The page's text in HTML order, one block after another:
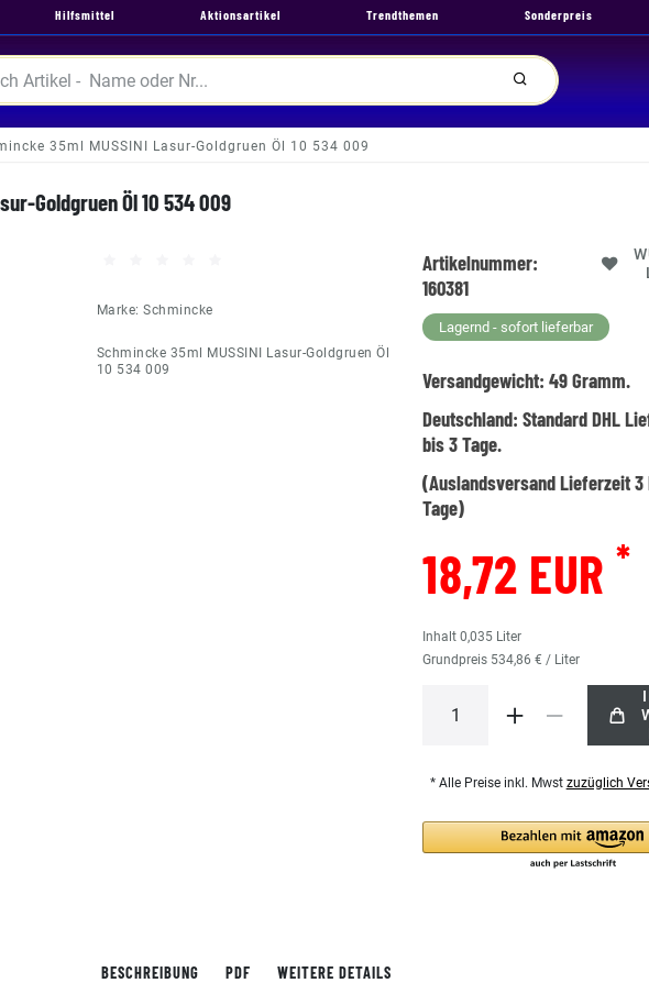
Hilfsmittel Aktionsartikel Trendthemen Sonderpreis
35ml MUSSINI Lasur-Goldgruen Öl 10 534 009
Goldgruen Öl 10 534 009
Marke:Schmincke
Schmincke 35ml MUSSINI Lasur-Goldgruen Öl
10 534 009
Artikelnummer:
160381
Lagernd - sofort lieferbar
Versandgewicht:49Gramm.
Deutschland:Standard DHL
bis 3 Tage.
(Auslandsversand Lieferzeit 3
Tage)
18,72 EUR*
Inhalt0,035 Liter
Grundpreis 534,86 € / Liter
* Alle Preise inkl. Mwst zuzüglich
BESCHREIBUNG PDF WEITERE DETAILS